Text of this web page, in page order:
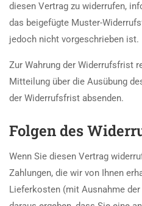
diesen Vertrag zu widerrufen,
das beigefügte Muster-
jedoch nicht vorgeschrieben ist.
Zur Wahrung der Widerrufsfrist
Mitteilung über die Ausübung
der Widerrufsfrist absenden.
Folgen des
Wenn Sie diesen Vertrag
Zahlungen, die wir von Ihnen
Lieferkosten (mit Ausnahme